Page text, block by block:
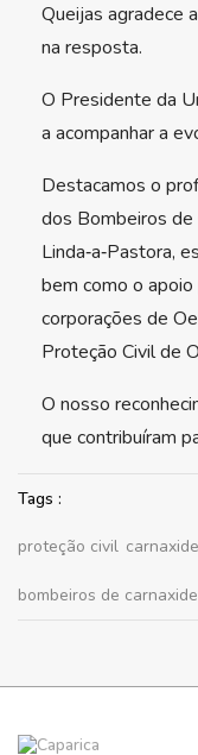
Queijas agradece
na resposta.
O Presidente da
a acompanhar a
Destacamos o
dos Bombeiros
Linda‑a‑Pastora,
bem como o
corporações de
Proteção Civil de
O nosso
que contribuíram
Tags :
proteção civil carnaxide
bombeiros de carnaxide